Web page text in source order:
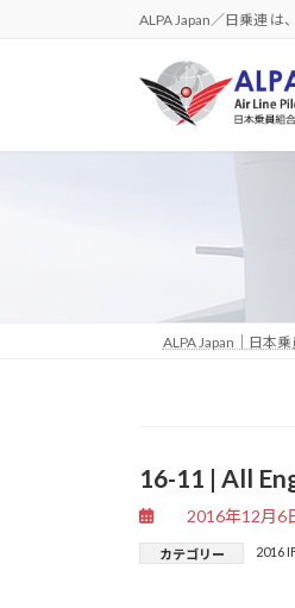
へ
ョ
ALPA Japan／日乗連 は
ALPA Japan｜日本
16-11 | All
2016年12月6
カテゴリー 2016